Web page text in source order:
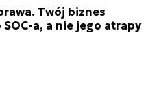
Twój biznes
a, a nie jego atrapy